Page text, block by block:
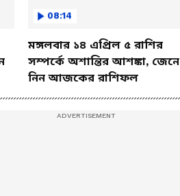
08:14
মঙ্গলবার ১৪ এপ্রিল ৫ রাশির
সম্পর্কে অশান্তির আশঙ্কা, জেনে
নিন আজকের রাশিফল